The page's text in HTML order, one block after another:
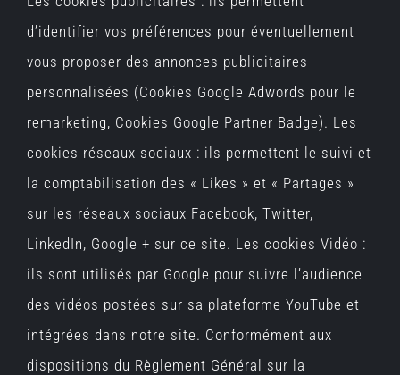
d’identifier vos préférences pour éventuellement
vous proposer des annonces publicitaires
personnalisées (Cookies Google Adwords pour le
remarketing, Cookies Google Partner Badge). Les
cookies réseaux sociaux : ils permettent le suivi et
la comptabilisation des « Likes » et « Partages »
sur les réseaux sociaux Facebook, Twitter,
LinkedIn, Google + sur ce site. Les cookies Vidéo :
ils sont utilisés par Google pour suivre l’audience
des vidéos postées sur sa plateforme YouTube et
intégrées dans notre site. Conformément aux
dispositions du Règlement Général sur la